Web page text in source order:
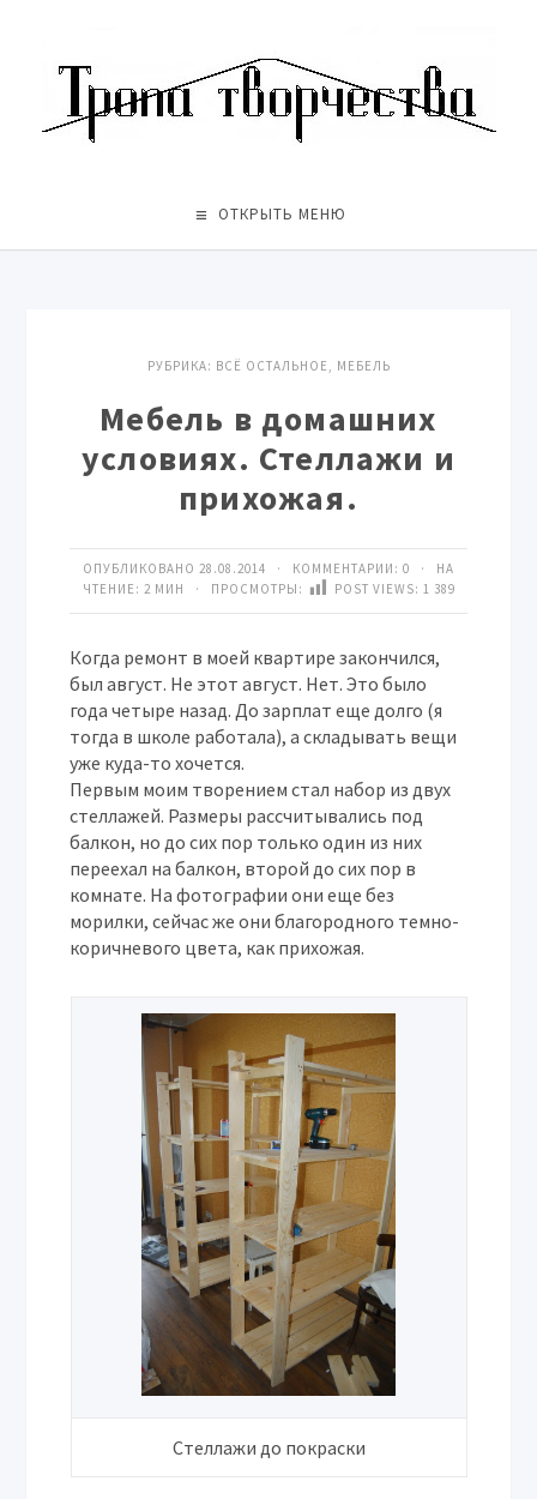
ОТКРЫТЬ МЕНЮ
РУБРИКА: ВСЁ ОСТАЛЬНОЕ, МЕБЕЛЬ
Мебель в домашних
условиях. Стеллажи и
прихожая.
ОПУБЛИКОВАНО 28.08.2014 · КОММЕНТАРИИ: 0 · НА
ЧТЕНИЕ: 2 МИН · ПРОСМОТРЫ:
POST VIEWS: 1 389
Когда ремонт в моей квартире закончился,
был август. Не этот август. Нет. Это было
года четыре назад. До зарплат еще долго (я
тогда в школе работала), а складывать вещи
уже куда-то хочется.
Первым моим творением стал набор из двух
стеллажей. Размеры рассчитывались под
балкон, но до сих пор только один из них
переехал на балкон, второй до сих пор в
комнате. На фотографии они еще без
морилки, сейчас же они благородного темно-
коричневого цвета, как прихожая.
Стеллажи до покраски